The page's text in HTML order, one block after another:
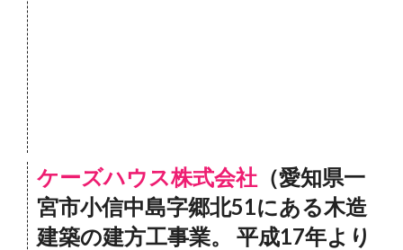
ケーズハウス株式会社 （愛知県一
宮市小信中島字郷北51にある木造
建築の建方工事業。 平成17年より